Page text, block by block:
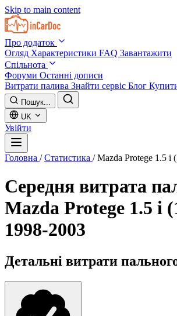
Skip to main content
Про додаток
Огляд Характеристики FAQ Завантажити
Спільнота
Форуми Останні дописи
Витрати палива Знайти сервіс Блог
Пошук...
UK
Увійти
Головна / Статистика / Mazda Protege 1.5 i
Середня витрата
Mazda Protege 1.5 i
1998-2003
Детальні витрати